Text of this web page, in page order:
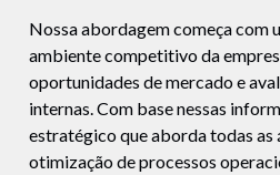
Nossa abordagem começa com
ambiente competitivo da
oportunidades de mercado e
internas. Com base nessas
estratégico que aborda todas as
otimização de processos